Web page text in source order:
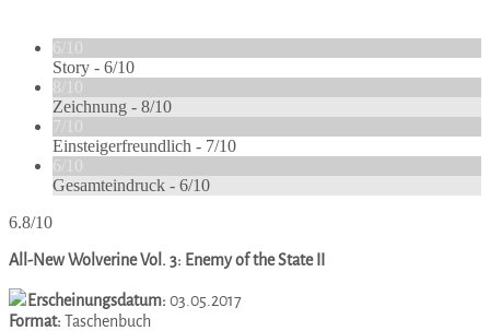
6/10
Story - 6/10
8/10
Zeichnung - 8/10
7/10
Einsteigerfreundlich - 7/10
6/10
Gesamteindruck - 6/10
6.8/10
All-New Wolverine Vol. 3: Enemy of the State II
Erscheinungsdatum: 03.05.2017
Format: Taschenbuch